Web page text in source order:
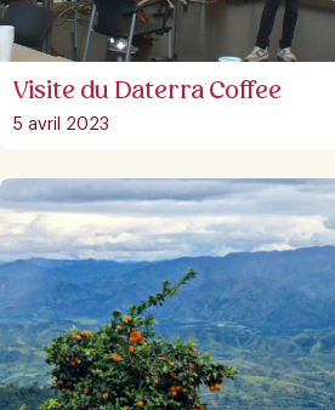
Visite du Daterra Coffee
5 avril 2023